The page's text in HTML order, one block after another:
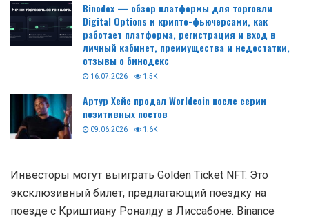
Binodex — обзор платформы для торговли
Digital Options и крипто-фьючерсами, как
работает платформа, регистрация и вход в
личный кабинет, преимущества и недостатки,
отзывы о бинодекс
16.07.2026 1.5K
Артур Хейс продал Worldcoin после серии
позитивных постов
09.06.2026 1.6K
Инвесторы могут выиграть Golden Ticket NFT. Это
эксклюзивный билет, предлагающий поездку на
поезде с Криштиану Роналду в Лиссабоне. Binance